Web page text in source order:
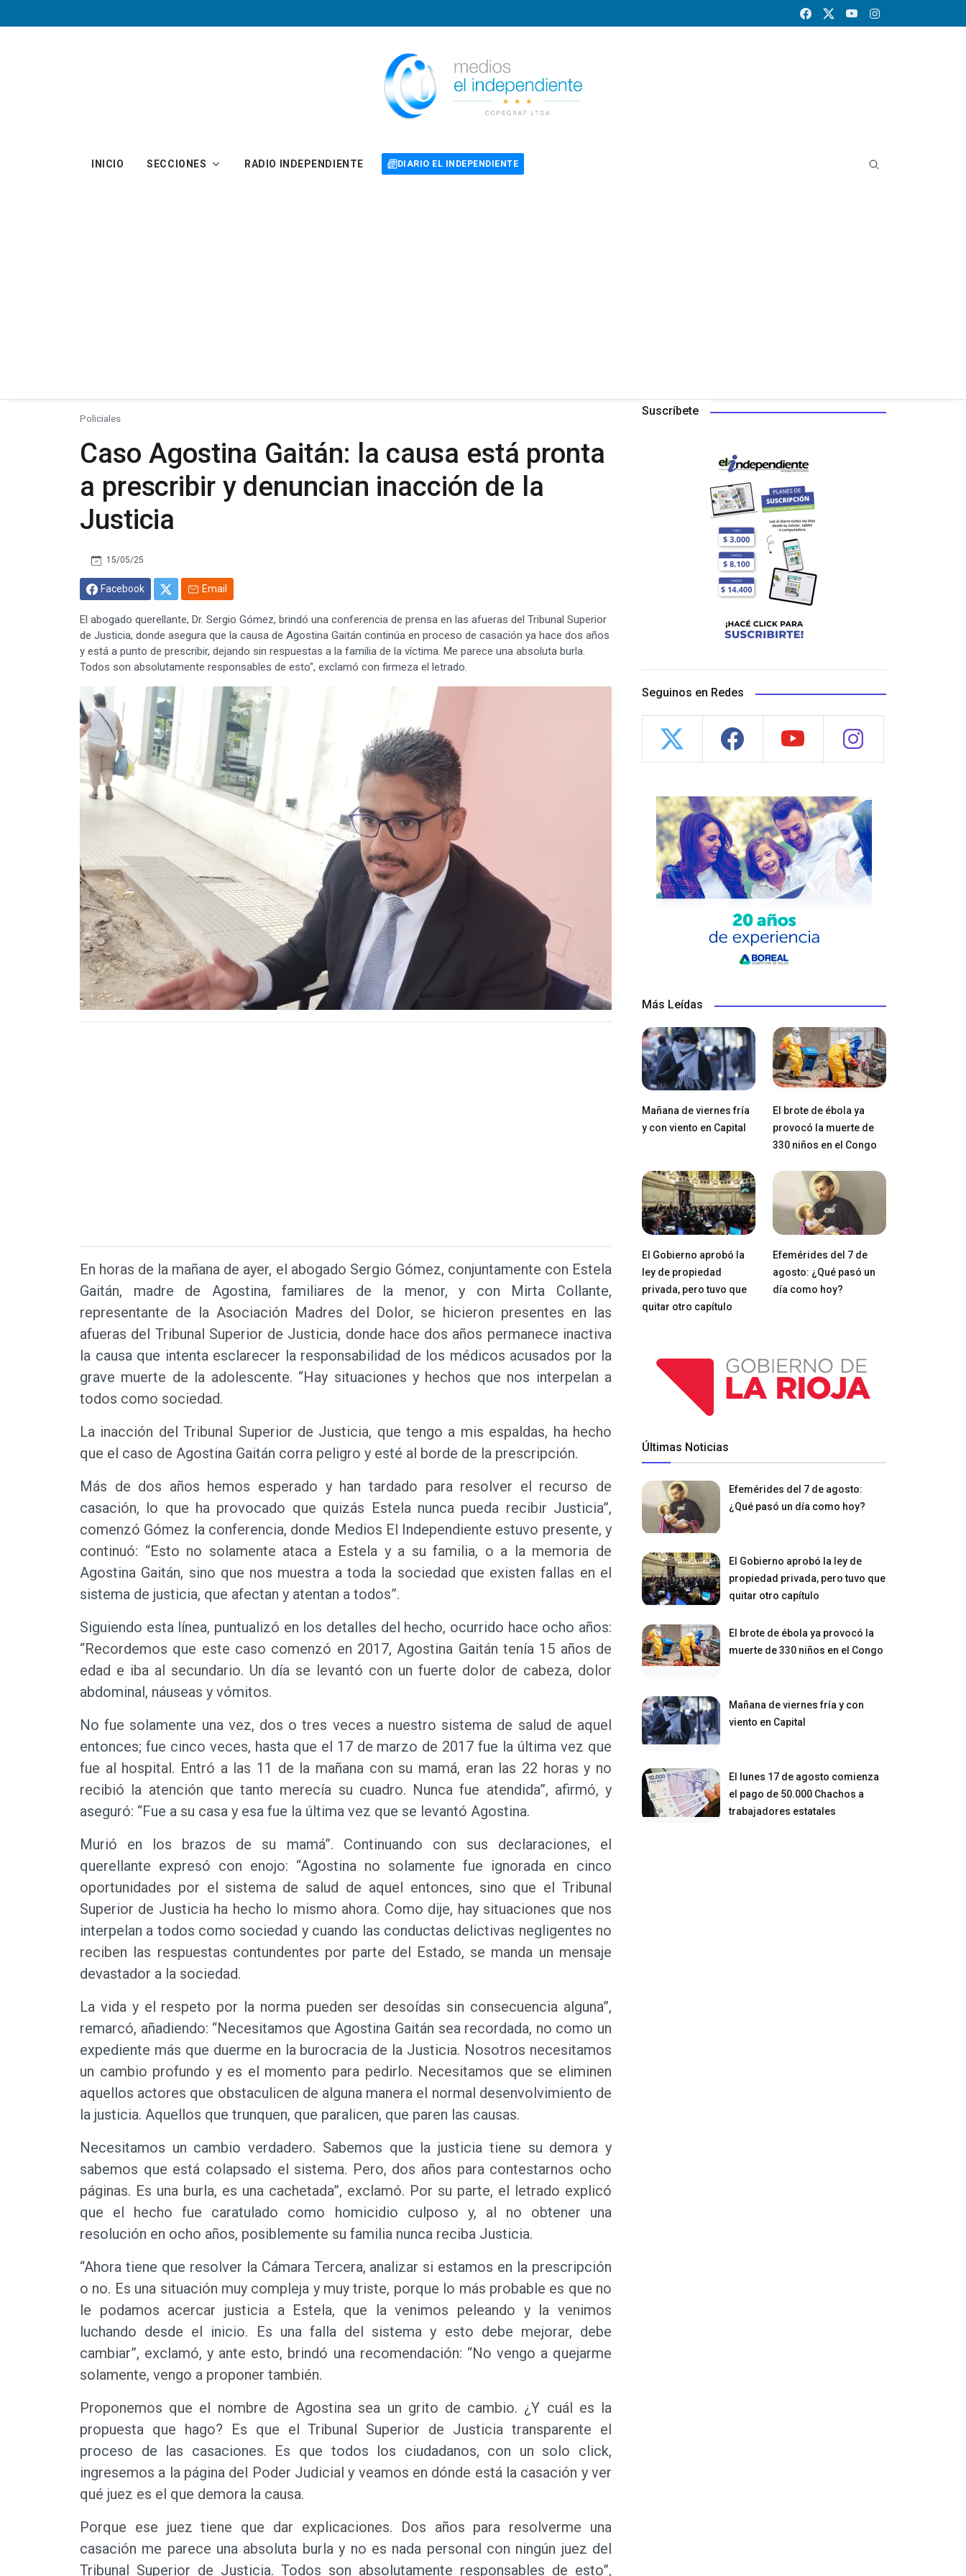
INICIO SECCIONES RADIO INDEPENDIENTE DIARIO EL INDEPENDIENTE
Policiales
Caso Agostina Gaitán: la causa está pronta
a prescribir y denuncian inacción de la
Justicia
15/05/25
Facebook Email
El abogado querellante, Dr. Sergio Gómez, brindó una conferencia de prensa en las afueras del Tribunal Superior
de Justicia, donde asegura que la causa de Agostina Gaitán continúa en proceso de casación ya hace dos años
y está a punto de prescribir, dejando sin respuestas a la familia de la víctima. Me parece una absoluta burla.
Todos son absolutamente responsables de esto", exclamó con firmeza el letrado.
En horas de la mañana de ayer, el abogado Sergio Gómez, conjuntamente con Estela
Gaitán, madre de Agostina, familiares de la menor, y con Mirta Collante,
representante de la Asociación Madres del Dolor, se hicieron presentes en las
afueras del Tribunal Superior de Justicia, donde hace dos años permanece inactiva
la causa que intenta esclarecer la responsabilidad de los médicos acusados por la
grave muerte de la adolescente. “Hay situaciones y hechos que nos interpelan a
todos como sociedad.
La inacción del Tribunal Superior de Justicia, que tengo a mis espaldas, ha hecho
que el caso de Agostina Gaitán corra peligro y esté al borde de la prescripción.
Más de dos años hemos esperado y han tardado para resolver el recurso de
casación, lo que ha provocado que quizás Estela nunca pueda recibir Justicia”,
comenzó Gómez la conferencia, donde Medios El Independiente estuvo presente, y
continuó: “Esto no solamente ataca a Estela y a su familia, o a la memoria de
Agostina Gaitán, sino que nos muestra a toda la sociedad que existen fallas en el
sistema de justicia, que afectan y atentan a todos”.
Siguiendo esta línea, puntualizó en los detalles del hecho, ocurrido hace ocho años:
“Recordemos que este caso comenzó en 2017, Agostina Gaitán tenía 15 años de
edad e iba al secundario. Un día se levantó con un fuerte dolor de cabeza, dolor
abdominal, náuseas y vómitos.
No fue solamente una vez, dos o tres veces a nuestro sistema de salud de aquel
entonces; fue cinco veces, hasta que el 17 de marzo de 2017 fue la última vez que
fue al hospital. Entró a las 11 de la mañana con su mamá, eran las 22 horas y no
recibió la atención que tanto merecía su cuadro. Nunca fue atendida”, afirmó, y
aseguró: “Fue a su casa y esa fue la última vez que se levantó Agostina.
Murió en los brazos de su mamá”. Continuando con sus declaraciones, el
querellante expresó con enojo: “Agostina no solamente fue ignorada en cinco
oportunidades por el sistema de salud de aquel entonces, sino que el Tribunal
Superior de Justicia ha hecho lo mismo ahora. Como dije, hay situaciones que nos
interpelan a todos como sociedad y cuando las conductas delictivas negligentes no
reciben las respuestas contundentes por parte del Estado, se manda un mensaje
devastador a la sociedad.
La vida y el respeto por la norma pueden ser desoídas sin consecuencia alguna”,
remarcó, añadiendo: “Necesitamos que Agostina Gaitán sea recordada, no como un
expediente más que duerme en la burocracia de la Justicia. Nosotros necesitamos
un cambio profundo y es el momento para pedirlo. Necesitamos que se eliminen
aquellos actores que obstaculicen de alguna manera el normal desenvolvimiento de
la justicia. Aquellos que trunquen, que paralicen, que paren las causas.
Necesitamos un cambio verdadero. Sabemos que la justicia tiene su demora y
sabemos que está colapsado el sistema. Pero, dos años para contestarnos ocho
páginas. Es una burla, es una cachetada”, exclamó. Por su parte, el letrado explicó
que el hecho fue caratulado como homicidio culposo y, al no obtener una
resolución en ocho años, posiblemente su familia nunca reciba Justicia.
“Ahora tiene que resolver la Cámara Tercera, analizar si estamos en la prescripción
o no. Es una situación muy compleja y muy triste, porque lo más probable es que no
le podamos acercar justicia a Estela, que la venimos peleando y la venimos
luchando desde el inicio. Es una falla del sistema y esto debe mejorar, debe
cambiar”, exclamó, y ante esto, brindó una recomendación: “No vengo a quejarme
solamente, vengo a proponer también.
Proponemos que el nombre de Agostina sea un grito de cambio. ¿Y cuál es la
propuesta que hago? Es que el Tribunal Superior de Justicia transparente el
proceso de las casaciones. Es que todos los ciudadanos, con un solo click,
ingresemos a la página del Poder Judicial y veamos en dónde está la casación y ver
qué juez es el que demora la causa.
Porque ese juez tiene que dar explicaciones. Dos años para resolverme una
casación me parece una absoluta burla y no es nada personal con ningún juez del
Tribunal Superior de Justicia. Todos son absolutamente responsables de esto”,
Suscríbete
Seguinos en Redes
Más Leídas
Mañana de viernes fría
y con viento en Capital
El brote de ébola ya
provocó la muerte de
330 niños en el Congo
El Gobierno aprobó la
ley de propiedad
privada, pero tuvo que
quitar otro capítulo
Efemérides del 7 de
agosto: ¿Qué pasó un
día como hoy?
Últimas Noticias
Efemérides del 7 de agosto:
¿Qué pasó un día como hoy?
El Gobierno aprobó la ley de
propiedad privada, pero tuvo que
quitar otro capítulo
El brote de ébola ya provocó la
muerte de 330 niños en el Congo
Mañana de viernes fría y con
viento en Capital
El lunes 17 de agosto comienza
el pago de 50.000 Chachos a
trabajadores estatales